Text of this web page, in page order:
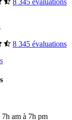
8 345 évaluations
am à 7h pm